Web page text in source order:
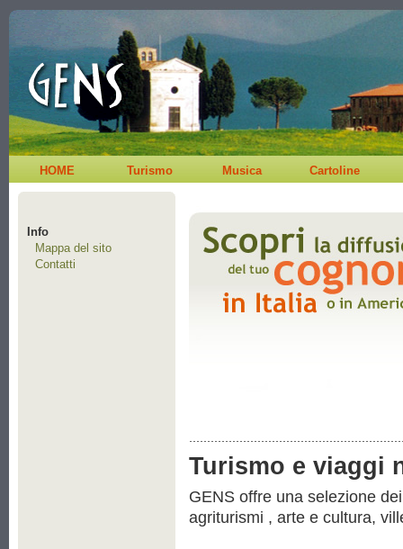
HOME Turismo Musica Cartoline
Info
Mappa del sito
Contatti
Turismo e viaggi
GENS offre una selezione
agriturismi , arte e cultura,